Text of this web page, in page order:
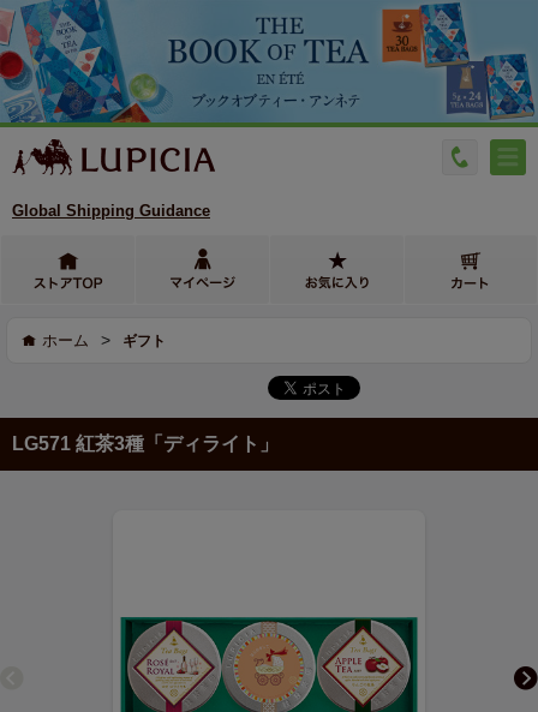
Global Shipping Guidance
ホーム > ギフト
LG571 紅茶3種「ディライト」